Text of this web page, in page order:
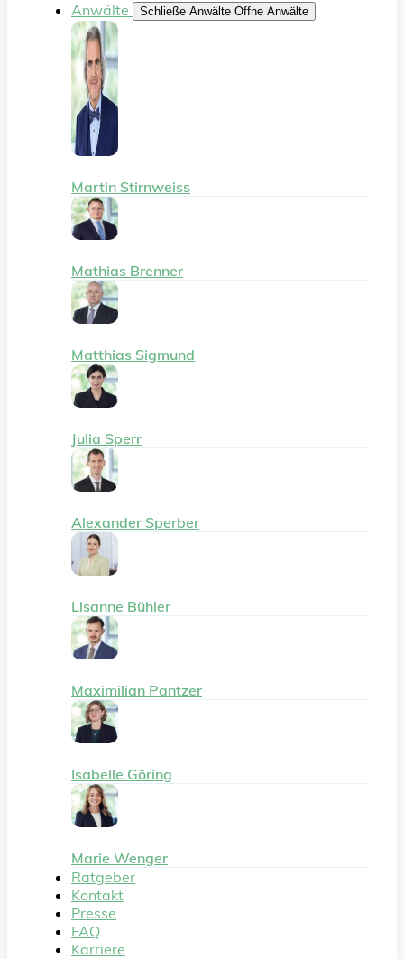
Anwälte Schließe Anwälte Öffne Anwälte
Martin Stirnweiss
Mathias Brenner
Matthias Sigmund
Julia Sperr
Alexander Sperber
Lisanne Bühler
Maximilian Pantzer
Isabelle Göring
Marie Wenger
Ratgeber
Kontakt
Presse
FAQ
Karriere